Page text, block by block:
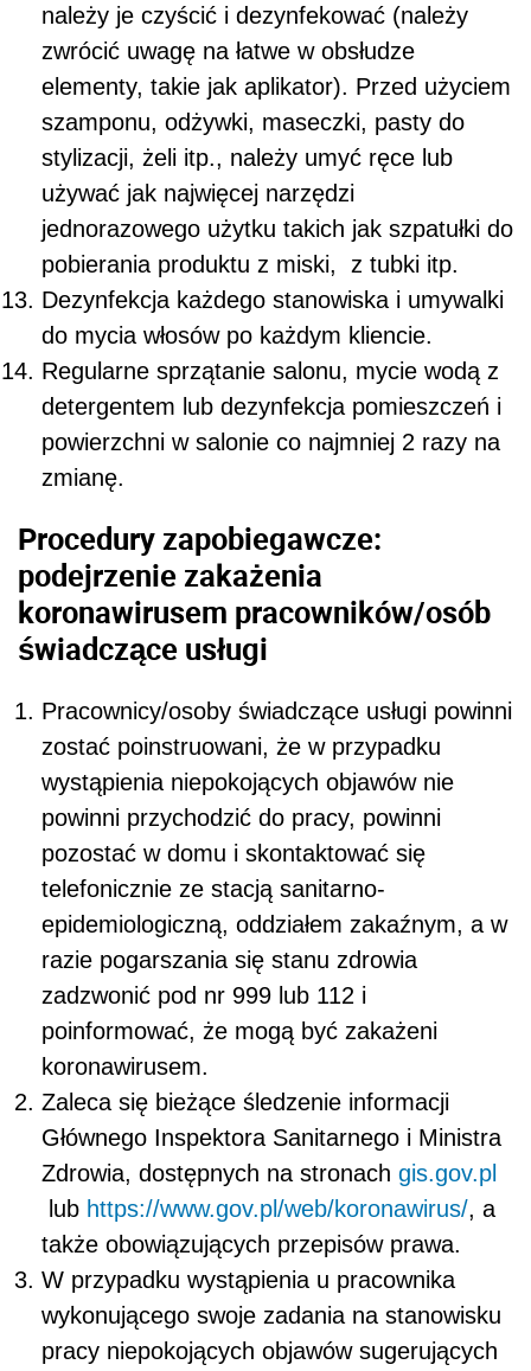
należy je czyścić i dezynfekować (należy
zwrócić uwagę na łatwe w obsłudze
elementy, takie jak aplikator). Przed użyciem
szamponu, odżywki, maseczki, pasty do
stylizacji, żeli itp., należy umyć ręce lub
używać jak najwięcej narzędzi
jednorazowego użytku takich jak szpatułki do
pobierania produktu z miski, z tubki itp.
Dezynfekcja każdego stanowiska i umywalki
do mycia włosów po każdym kliencie.
Regularne sprzątanie salonu, mycie wodą z
detergentem lub dezynfekcja pomieszczeń i
powierzchni w salonie co najmniej 2 razy na
zmianę.
Procedury zapobiegawcze:
podejrzenie zakażenia
koronawirusem pracowników/osób
świadczące usługi
Pracownicy/osoby świadczące usługi powinni
zostać poinstruowani, że w przypadku
wystąpienia niepokojących objawów nie
powinni przychodzić do pracy, powinni
pozostać w domu i skontaktować się
telefonicznie ze stacją sanitarno-
epidemiologiczną, oddziałem zakaźnym, a w
razie pogarszania się stanu zdrowia
zadzwonić pod nr 999 lub 112 i
poinformować, że mogą być zakażeni
koronawirusem.
Zaleca się bieżące śledzenie informacji
Głównego Inspektora Sanitarnego i Ministra
Zdrowia, dostępnych na stronach gis.gov.pl
lub https://www.gov.pl/web/koronawirus/, a
także obowiązujących przepisów prawa.
W przypadku wystąpienia u pracownika
wykonującego swoje zadania na stanowisku
pracy niepokojących objawów sugerujących